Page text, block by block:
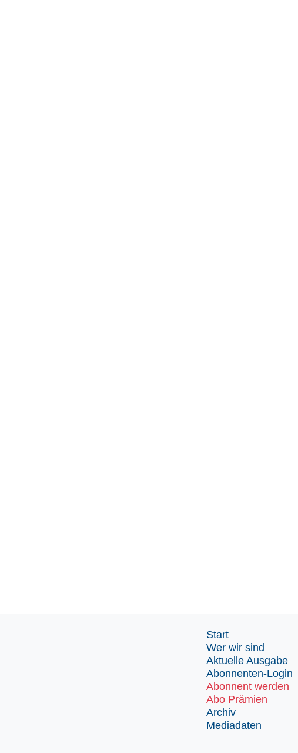
Start
Wer wir sind
Aktuelle Ausgabe
Abonnenten-Login
Abonnent werden
Abo Prämien
Archiv
Mediadaten